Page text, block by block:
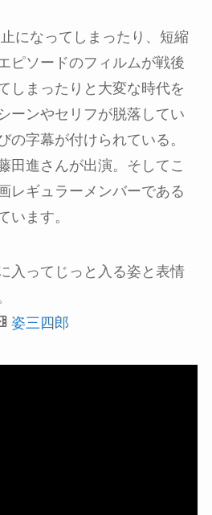
になってしまったり、短縮
ピソードのフィルムが戦後
しまったりと大変な時代を
ーンやセリフが脱落してい
の字幕が付けられている。
田進さんが出演。そしてこ
レギュラーメンバーである
います。
入ってじっと入る姿と表情
姿三四郎